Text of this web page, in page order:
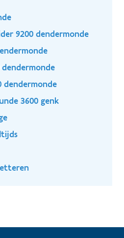
9200 dendermonde
dendermonde
3600 genk